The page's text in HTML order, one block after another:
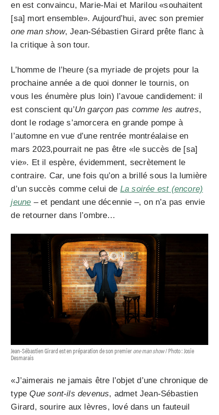
en est convaincu, Marie-Mai et Marilou «souhaitent
[sa] mort ensemble». Aujourd’hui, avec son premier
one man show, Jean-Sébastien Girard prête flanc à
la critique à son tour.
L’homme de l’heure (sa myriade de projets pour la
prochaine année a de quoi donner le tournis, on
vous les énumère plus loin) l’avoue candidement: il
est conscient qu’Un garçon pas comme les autres,
dont le rodage s’amorcera en grande pompe à
l’automne en vue d’une rentrée montréalaise en
mars 2023,pourrait ne pas être «le succès de [sa]
vie». Et il espère, évidemment, secrètement le
contraire. Car, une fois qu’on a brillé sous la lumière
d’un succès comme celui de La soirée est (encore)
jeune – et pendant une décennie –, on n’a pas envie
de retourner dans l’ombre…
Jean-Sébastien Girard est en préparation de son premierone man show/ Photo : Josie
Desmarais
«J’aimerais ne jamais être l’objet d’une chronique de
typeQue sont-ils devenus, admet Jean-Sébastien
Girard, sourire aux lèvres, lové dans un fauteuil